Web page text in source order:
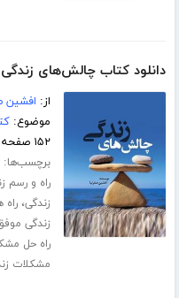
دانلود کتاب چالش‌های زندگی
از: افشین
موضوع:
۱۵۲ صفحه
برچسب‌ها:
راه و رسم
زندگی،راه
زندگی
راه حل
مشکلات